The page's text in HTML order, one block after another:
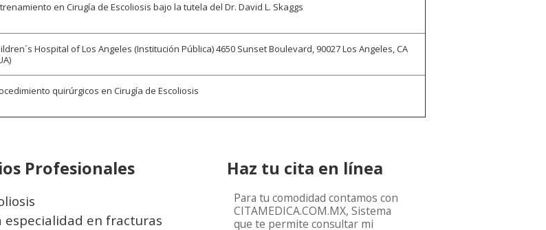
en Cirugía de Escoliosis bajo la tutela del Dr. David L. Skaggs
Hospital of Los Angeles (Institución Pública) 4650 Sunset Boulevard, 90027 Los Angeles, CA
quirúrgicos en Cirugía de Escoliosis
Profesionales
especialidad en fracturas
Haz tu cita en línea
Para tu comodidad contamos con
CITAMEDICA.COM.MX, Sistema
que te permite consultar mi